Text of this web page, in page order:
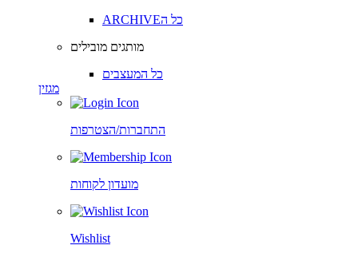
ARCHIVEכל ה
מותגים מובילים
כל המעצבים
מגזין
התחברות/הצטרפות
מועדון לקוחות
Wishlist